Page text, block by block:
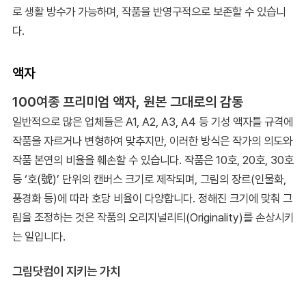
로 생활 방수가 가능하며, 작품을 반영구적으로 보존할 수 있습니
다.
액자
100여종 프리미엄 액자, 원본 그대로의 감동
일반적으로 많은 업체들은 A1, A2, A3, A4 등 기성 액자틀 규격에
작품을 자르거나 변형하여 맞추지만, 이러한 방식은 작가의 의도와
작품 본연의 비율을 훼손할 수 있습니다. 작품은 10호, 20호, 30호
등 ‘호(號)’ 단위의 캔버스 크기로 제작되며, 그림의 장르(인물화,
풍경화 등)에 따라 호당 비율이 다양합니다. 정해진 크기에 맞춰 그
림을 조정하는 것은 작품의 오리지널리티(Originality)를 손상시키
는 일입니다.
그림닷컴이 지키는 가치